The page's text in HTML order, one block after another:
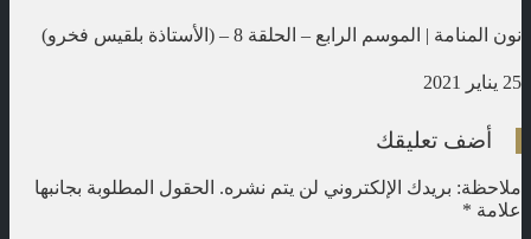
نون المنامة | الموسم الرابع – الحلقة 8 – (الأستاذة بلقيس فخرو)
25 يناير 2021
أضف تعليقك
ملاحظة: بريدك الإلكتروني لن يتم نشره. الحقول المطلوبة بجانبها
علامة *